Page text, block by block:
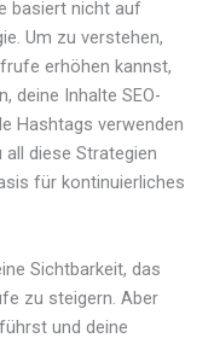
basiert nicht auf
Um zu verstehen,
erhöhen kannst,
deine Inhalte SEO-
Hashtags verwenden
diese Strategien
für kontinuierliches
Sichtbarkeit, das
zu steigern. Aber
und deine